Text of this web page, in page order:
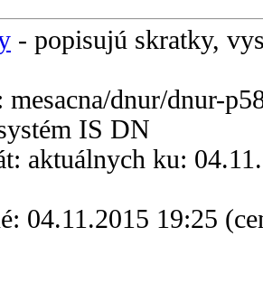
- popisujú skratky,
mesacna/dnur/dnur-
IS DN
aktuálnych ku:
04.11.2015 19:25